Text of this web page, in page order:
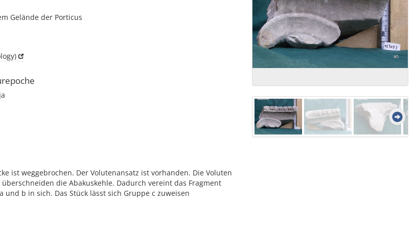
Gelände der Porticus
ist weggebrochen. Der Volutenansatz ist vorhanden. Die Voluten
die Abakuskehle. Dadurch vereint das Fragment
und b in sich. Das Stück lässt sich Gruppe c zuweisen